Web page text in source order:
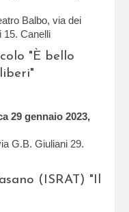
Balbo, via dei
15. Canelli
"È bello
29 gennaio 2023,
G.B. Giuliani 29.
(ISRAT) "Il